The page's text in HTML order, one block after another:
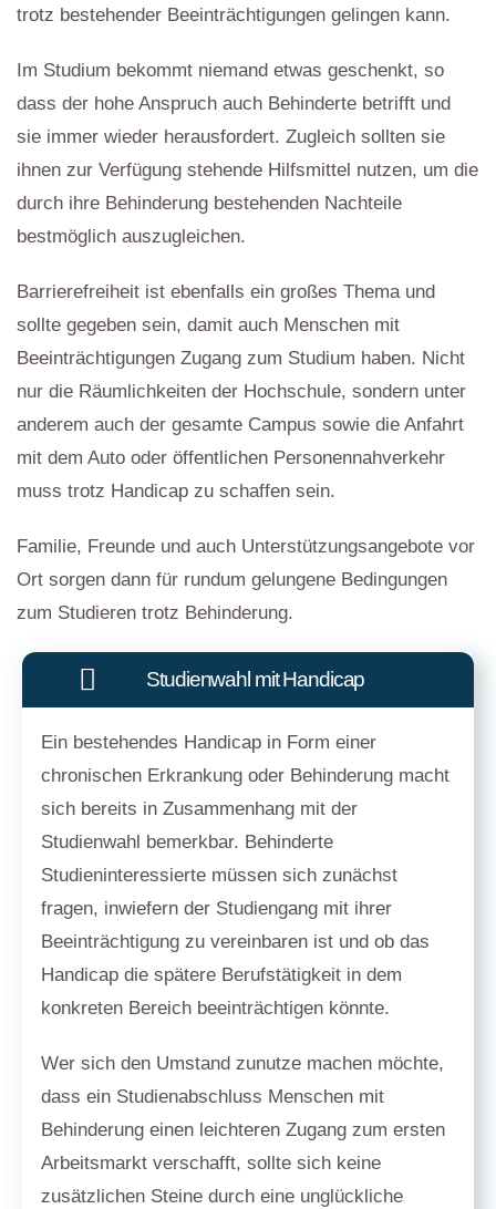
trotz bestehender Beeinträchtigungen gelingen kann.
Im Studium bekommt niemand etwas geschenkt, so
dass der hohe Anspruch auch Behinderte betrifft und
sie immer wieder herausfordert. Zugleich sollten sie
ihnen zur Verfügung stehende Hilfsmittel nutzen, um die
durch ihre Behinderung bestehenden Nachteile
bestmöglich auszugleichen.
Barrierefreiheit ist ebenfalls ein großes Thema und
sollte gegeben sein, damit auch Menschen mit
Beeinträchtigungen Zugang zum Studium haben. Nicht
nur die Räumlichkeiten der Hochschule, sondern unter
anderem auch der gesamte Campus sowie die Anfahrt
mit dem Auto oder öffentlichen Personennahverkehr
muss trotz Handicap zu schaffen sein.
Familie, Freunde und auch Unterstützungsangebote vor
Ort sorgen dann für rundum gelungene Bedingungen
zum Studieren trotz Behinderung.
Studienwahl mit Handicap
Ein bestehendes Handicap in Form einer
chronischen Erkrankung oder Behinderung macht
sich bereits in Zusammenhang mit der
Studienwahl bemerkbar. Behinderte
Studieninteressierte müssen sich zunächst
fragen, inwiefern der Studiengang mit ihrer
Beeinträchtigung zu vereinbaren ist und ob das
Handicap die spätere Berufstätigkeit in dem
konkreten Bereich beeinträchtigen könnte.
Wer sich den Umstand zunutze machen möchte,
dass ein Studienabschluss Menschen mit
Behinderung einen leichteren Zugang zum ersten
Arbeitsmarkt verschafft, sollte sich keine
zusätzlichen Steine durch eine unglückliche